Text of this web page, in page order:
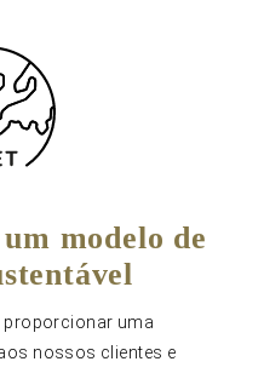
modelo de
uma
nossos clientes e